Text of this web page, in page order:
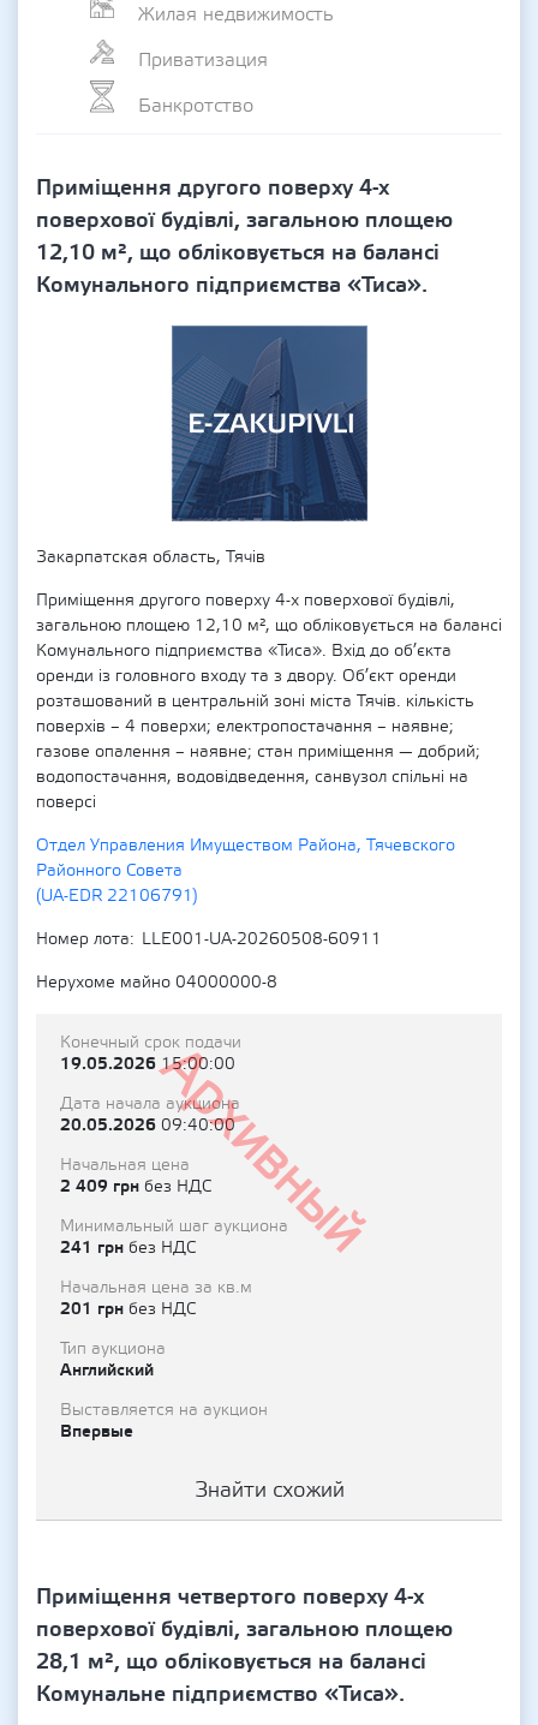
Жилая недвижимость
Приватизация
Банкротство
Приміщення другого поверху 4-х
поверхової будівлі, загальною площею
12,10 м², що обліковується на балансі
Комунального підприємства «Тиса».
Закарпатская область, Тячів
Приміщення другого поверху 4-х поверхової будівлі,
загальною площею 12,10 м², що обліковується на балансі
Комунального підприємства «Тиса». Вхід до об’єкта
оренди із головного входу та з двору. Об’єкт оренди
розташований в центральній зоні міста Тячів. кількість
поверхів – 4 поверхи; електропостачання – наявне;
газове опалення – наявне; стан приміщення — добрий;
водопостачання, водовідведення, санвузол спільні на
поверсі
Отдел Управления Имуществом Района, Тячевского
Районного Совета
(UA-EDR 22106791)
Номер лота
LLE001-UA-20260508-60911
Нерухоме майно 04000000-8
Архивный
Конечный срок подачи
19.05.202615:00:00
Дата начала аукциона
20.05.2026 09:40:00
Начальная цена
2 409 грн без НДС
Минимальный шаг аукциона
241 грн без НДС
Начальная цена за кв.м
201 грн без НДС
Тип аукциона
Английский
Выставляется на аукцион
Впервые
Знайти схожий
Приміщення четвертого поверху 4-х
поверхової будівлі, загальною площею
28,1 м², що обліковується на балансі
Комунальне підприємство «Тиса».